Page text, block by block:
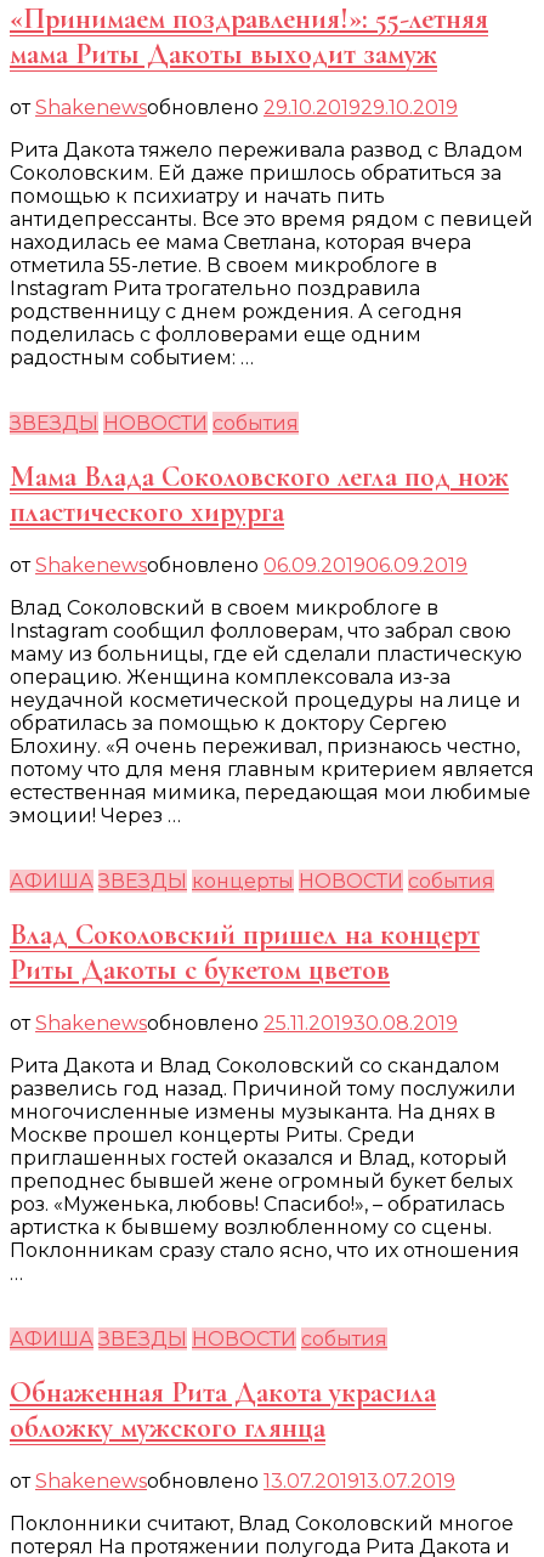
«Принимаем поздравления!»: 55-летняя
мама Риты Дакоты выходит замуж
отShakenewsобновлено 29.10.201929.10.2019
Рита Дакота тяжело переживала развод с Владом
Соколовским. Ей даже пришлось обратиться за
помощью к психиатру и начать пить
антидепрессанты. Все это время рядом с певицей
находилась ее мама Светлана, которая вчера
отметила 55-летие. В своем микроблоге в
Instagram Рита трогательно поздравила
родственницу с днем рождения. А сегодня
поделилась с фолловерами еще одним
радостным событием: …
ЗВЕЗДЫ НОВОСТИ события
Мама Влада Соколовского легла под нож
пластического хирурга
отShakenewsобновлено 06.09.201906.09.2019
Влад Соколовский в своем микроблоге в
Instagram сообщил фолловерам, что забрал свою
маму из больницы, где ей сделали пластическую
операцию. Женщина комплексовала из-за
неудачной косметической процедуры на лице и
обратилась за помощью к доктору Сергею
Блохину. «Я очень переживал, признаюсь честно,
потому что для меня главным критерием является
естественная мимика, передающая мои любимые
эмоции! Через …
АФИША ЗВЕЗДЫ концерты НОВОСТИ события
Влад Соколовский пришел на концерт
Риты Дакоты с букетом цветов
отShakenewsобновлено 25.11.201930.08.2019
Рита Дакота и Влад Соколовский со скандалом
развелись год назад. Причиной тому послужили
многочисленные измены музыканта. На днях в
Москве прошел концерты Риты. Среди
приглашенных гостей оказался и Влад, который
преподнес бывшей жене огромный букет белых
роз. «Муженька, любовь! Спасибо!», – обратилась
артистка к бывшему возлюбленному со сцены.
Поклонникам сразу стало ясно, что их отношения
…
АФИША ЗВЕЗДЫ НОВОСТИ события
Обнаженная Рита Дакота украсила
обложку мужского глянца
отShakenewsобновлено 13.07.201913.07.2019
Поклонники считают, Влад Соколовский многое
потерял На протяжении полугода Рита Дакота и